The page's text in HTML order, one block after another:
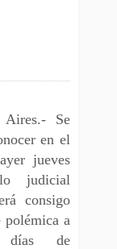
Aires.- Se
en el
jueves
judicial
consigo
polémica a
días de